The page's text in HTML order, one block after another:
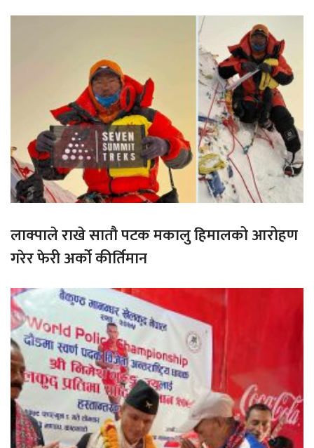
लाक्पाले राखे सातौ पटक मकालु हिमालको आरोहण
गरेर फेरी अर्को कीर्तिमान